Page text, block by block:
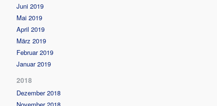
Juni 2019
Mai 2019
April 2019
März 2019
Februar 2019
Januar 2019
2018
Dezember 2018